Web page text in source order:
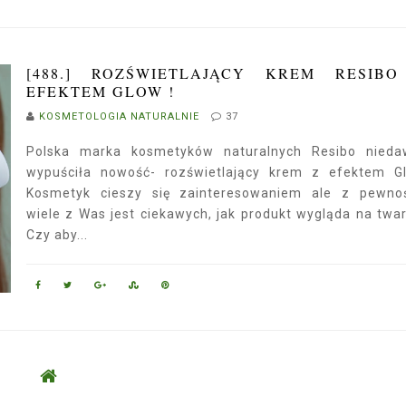
[488.] ROZŚWIETLAJĄCY KREM
EFEKTEM GLOW !
KOSMETOLOGIA NATURALNIE 37
Polska marka kosmetyków naturalnych Resibo
wypuściła nowość- rozświetlający krem z efektem
Kosmetyk cieszy się zainteresowaniem ale z
wiele z Was jest ciekawych, jak produkt wygląda na
Czy aby...